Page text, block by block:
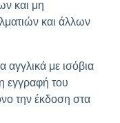
και μη
και άλλων
με ισόβια
εγγραφή του
την έκδοση στα